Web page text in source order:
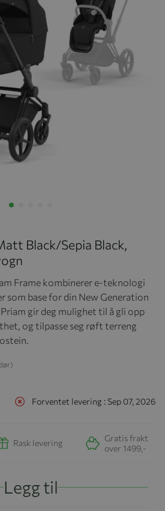
Black/Sepia Black,
Frame kombinerer e-teknologi
som base for din New Generation
gir deg mulighet til å gli opp
og tilpasse seg røft terreng
Forventet levering : Sep 07, 2026
Rask levering
Gratis frakt
over 1499,-
Legg til